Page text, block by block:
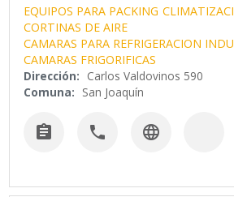
EQUIPOS PARA PACKING
CORTINAS DE AIRE
CAMARAS PARA REFRIGERACION
CAMARAS FRIGORIFICAS
Dirección: Carlos Valdovinos 590
Comuna: San Joaquín
  